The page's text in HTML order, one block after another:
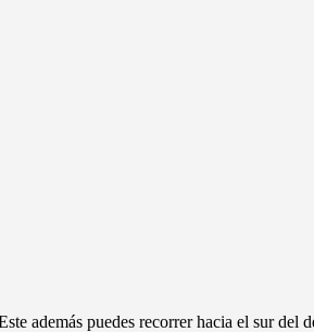
además puedes recorrer hacia el sur del